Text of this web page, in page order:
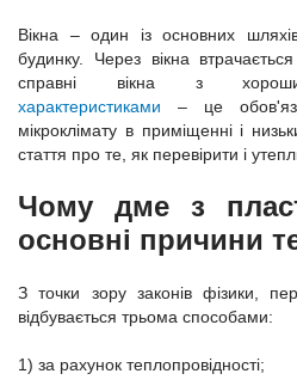
Вікна – один із основних
будинку. Через вікна
справні вікна з
характеристиками – це
мікроклімату в приміщенні і
стаття про те, як перевірити і
Чому дме з
основні причини
З точки зору законів фізики,
відбувається трьома способами:
1) за рахунок теплопровідності;